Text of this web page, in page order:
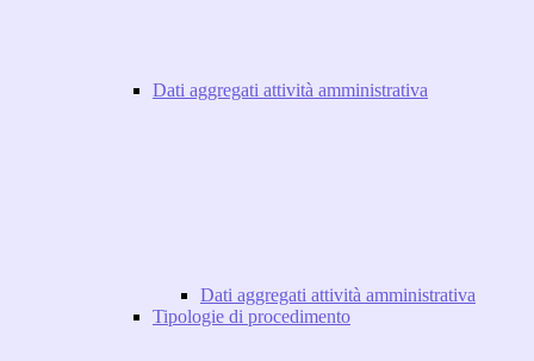
Dati aggregati attività amministrativa
Dati aggregati attività amministrativa
Tipologie di procedimento